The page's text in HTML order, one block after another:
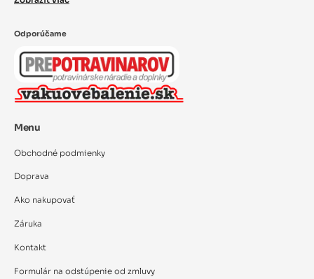
Odporúčame
Menu
Obchodné podmienky
Doprava
Ako nakupovať
Záruka
Kontakt
Formulár na odstúpenie od zmluvy